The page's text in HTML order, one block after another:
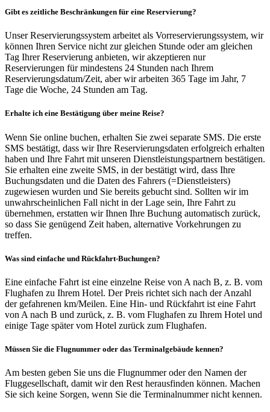
Gibt es zeitliche Beschränkungen für eine Reservierung?
Unser Reservierungssystem arbeitet als Vorreservierungssystem, wir
können Ihren Service nicht zur gleichen Stunde oder am gleichen
Tag Ihrer Reservierung anbieten, wir akzeptieren nur
Reservierungen für mindestens 24 Stunden nach Ihrem
Reservierungsdatum/Zeit, aber wir arbeiten 365 Tage im Jahr, 7
Tage die Woche, 24 Stunden am Tag.
Erhalte ich eine Bestätigung über meine Reise?
Wenn Sie online buchen, erhalten Sie zwei separate SMS. Die erste
SMS bestätigt, dass wir Ihre Reservierungsdaten erfolgreich erhalten
haben und Ihre Fahrt mit unseren Dienstleistungspartnern bestätigen.
Sie erhalten eine zweite SMS, in der bestätigt wird, dass Ihre
Buchungsdaten und die Daten des Fahrers (=Dienstleisters)
zugewiesen wurden und Sie bereits gebucht sind. Sollten wir im
unwahrscheinlichen Fall nicht in der Lage sein, Ihre Fahrt zu
übernehmen, erstatten wir Ihnen Ihre Buchung automatisch zurück,
so dass Sie genügend Zeit haben, alternative Vorkehrungen zu
treffen.
Was sind einfache und Rückfahrt-Buchungen?
Eine einfache Fahrt ist eine einzelne Reise von A nach B, z. B. vom
Flughafen zu Ihrem Hotel. Der Preis richtet sich nach der Anzahl
der gefahrenen km/Meilen. Eine Hin- und Rückfahrt ist eine Fahrt
von A nach B und zurück, z. B. vom Flughafen zu Ihrem Hotel und
einige Tage später vom Hotel zurück zum Flughafen.
Müssen Sie die Flugnummer oder das Terminalgebäude kennen?
Am besten geben Sie uns die Flugnummer oder den Namen der
Fluggesellschaft, damit wir den Rest herausfinden können. Machen
Sie sich keine Sorgen, wenn Sie die Terminalnummer nicht kennen.